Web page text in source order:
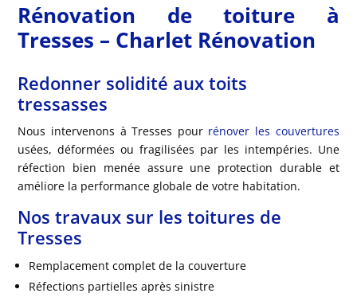
Rénovation de toiture à
Tresses – Charlet Rénovation
Redonner solidité aux toits
tressasses
Nous intervenons à Tresses pour rénover les couvertures
usées, déformées ou fragilisées par les intempéries. Une
réfection bien menée assure une protection durable et
améliore la performance globale de votre habitation.
Nos travaux sur les toitures de
Tresses
Remplacement complet de la couverture
Réfections partielles après sinistre